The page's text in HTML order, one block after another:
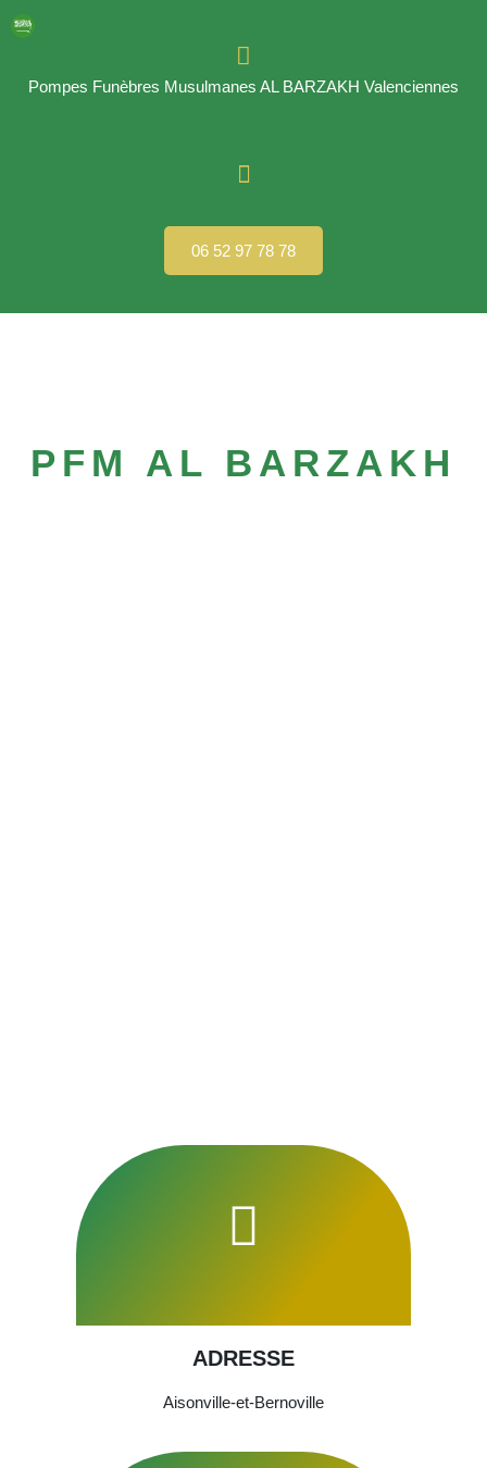
Pompes Funèbres Musulmanes AL BARZAKH Valenciennes
06 52 97 78 78
PFM AL BARZAKH
ADRESSE
Aisonville-et-Bernoville